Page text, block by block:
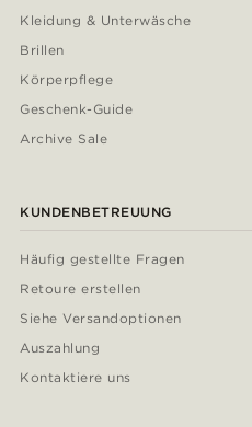
Kleidung & Unterwäsche
Brillen
Körperpflege
Geschenk-Guide
Archive Sale
KUNDENBETREUUNG
Häufig gestellte Fragen
Retoure erstellen
Siehe Versandoptionen
Auszahlung
Kontaktiere uns